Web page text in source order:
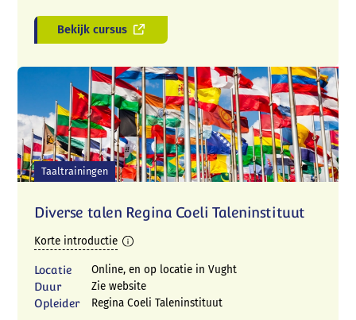
Telefoon:
06 57 64 34 58 (Mariëlle) of 06 38 78 57 53
Bekijk cursus
Taaltrainingen
Diverse talen Regina Coeli Taleninstituut
Korte introductie
Locatie
Online, en op locatie in Vught
Duur
Zie website
Opleider
Regina Coeli Taleninstituut